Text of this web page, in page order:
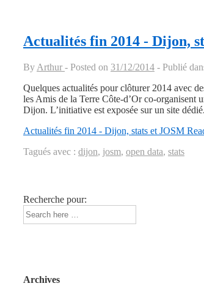
Actualités fin 2014 - Dijon,
By Arthur Posted on 31/12/2014 Publié
Quelques actualités pour clôturer 2014 avec
les Amis de la Terre Côte-d’Or co-organisent
Dijon. L’initiative est exposée sur un site
Actualités fin 2014 - Dijon, stats et JOSM
Tagués avec : dijon, josm, open data, stats
Recherche pour:
Archives